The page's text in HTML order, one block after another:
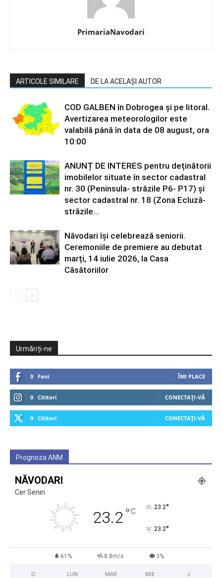
PrimariaNavodari
ARTICOLE SIMILARE DE LA ACELAȘI AUTOR
COD GALBEN în Dobrogea și pe litoral.
Avertizarea meteorologilor este
valabilă până în data de 08 august, ora
10:00
ANUNȚ DE INTERES pentru deținătorii
imobilelor situate în sector cadastral
nr. 30 (Peninsula- străzile P6- P17) și
sector cadastral nr. 18 (Zona Ecluză-
străzile...
Năvodari își celebrează seniorii.
Ceremoniile de premiere au debutat
marți, 14 iulie 2026, la Casa
Căsătoriilor
Urmăriți-ne
0 Fani ÎMI PLACE
0 Cititori CONECTAȚI-VĂ
0 Cititori CONECTAȚI-VĂ
Prognoza ANM
NĂVODARI
Cer Senin
23.2°C 23.2°
23.2°
61% 8.8m/s 3%
D LUN MAR MIE J